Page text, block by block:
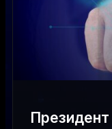
Президент